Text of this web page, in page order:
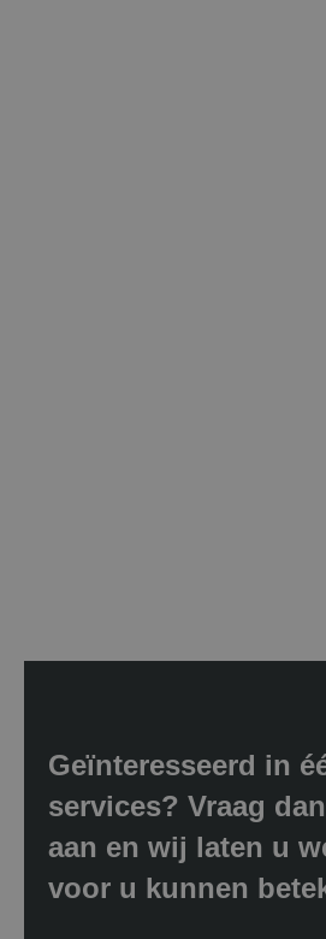
Geïnteresseerd in
services? Vraag
aan en wij laten u
voor u kunnen